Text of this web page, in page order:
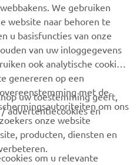
komt over de nieuwste deals,
en nog veel meer
hoe we uw persoonlijke
We gebruiken
website naar behoren te
u basisfuncties van onze
van uw inloggegevens
ook analytische cookies
genereren op een
met de
om ons
onze website
producten, diensten en
uw toestemming geeft,
advertentiecookies en
om u relevante